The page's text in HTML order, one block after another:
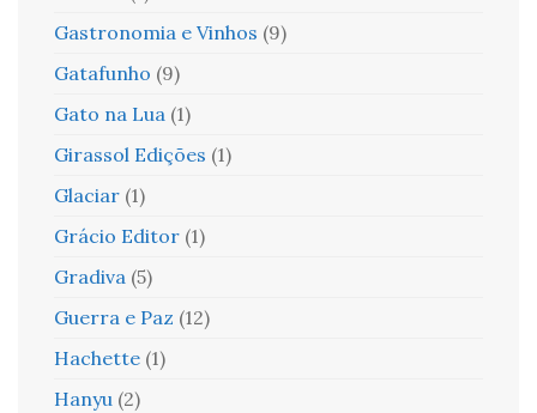
Gastronomia e Vinhos (9)
Gatafunho (9)
Gato na Lua (1)
Girassol Edições (1)
Glaciar (1)
Grácio Editor (1)
Gradiva (5)
Guerra e Paz (12)
Hachette (1)
Hanyu (2)